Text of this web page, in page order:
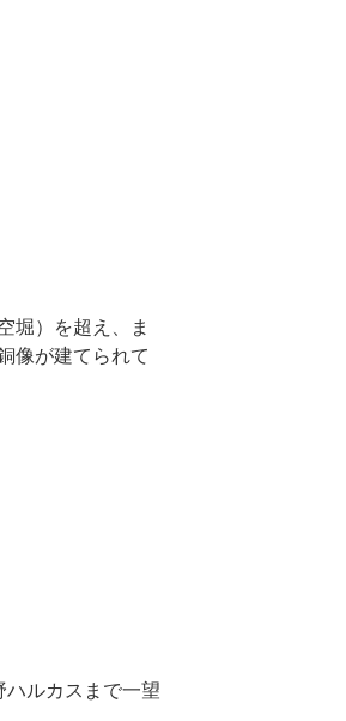
堀）を超え、ま
像が建てられて
ルカスまで一望